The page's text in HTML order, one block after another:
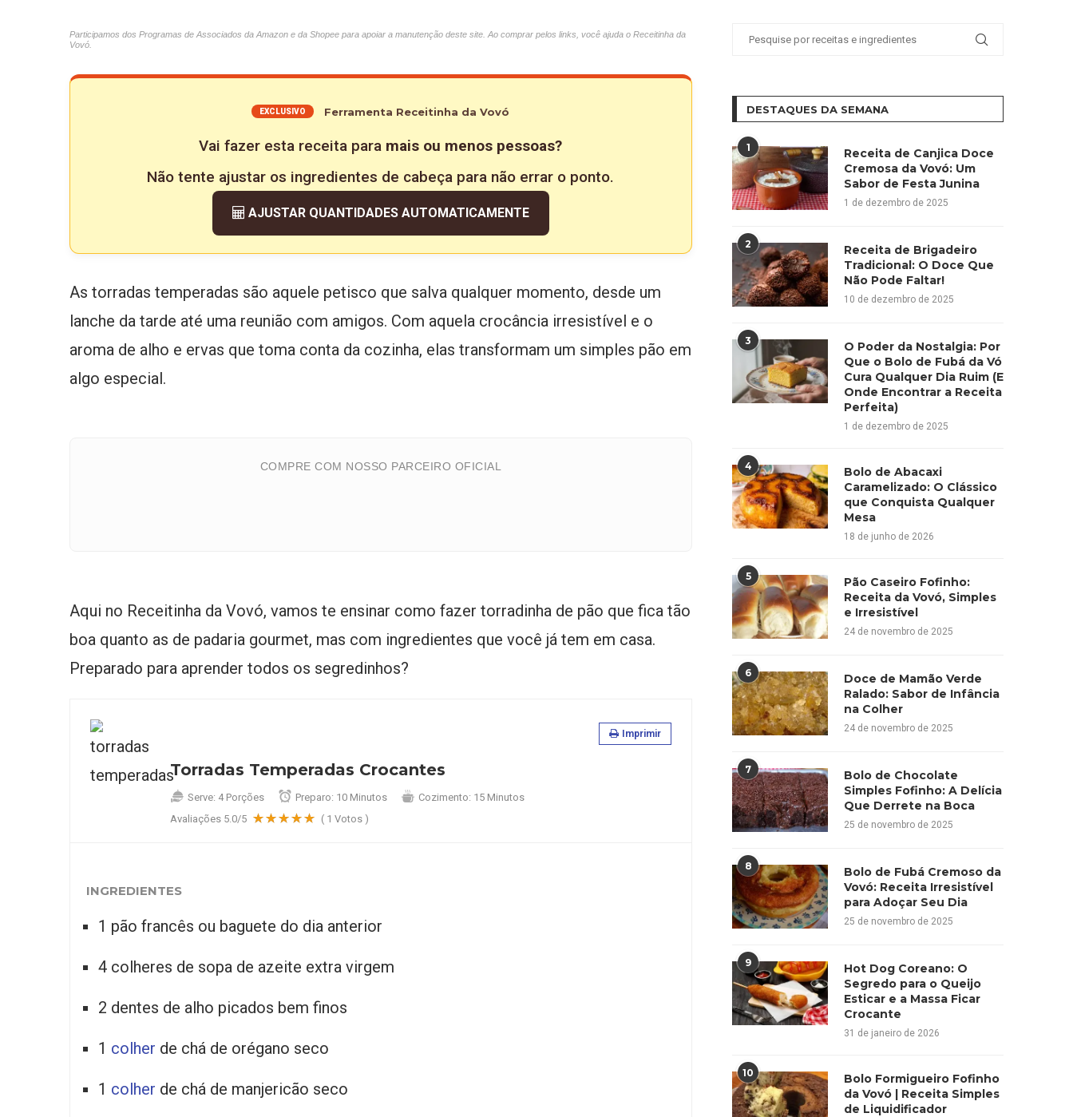
Participamos dos Programas de Associados da Amazon e da Shopee para apoiar a manutenção deste site. Ao comprar pelos links, você ajuda o Receitinha da
Vovó.
EXCLUSIVO Ferramenta Receitinha da Vovó
Vai fazer esta receita para mais ou menos pessoas?
Não tente ajustar os ingredientes de cabeça para não errar o ponto.
AJUSTAR QUANTIDADES AUTOMATICAMENTE
As torradas temperadas são aquele petisco que salva qualquer momento, desde um
lanche da tarde até uma reunião com amigos. Com aquela crocância irresistível e o
aroma de alho e ervas que toma conta da cozinha, elas transformam um simples pão em
algo especial.
COMPRE COM NOSSO PARCEIRO OFICIAL
Aqui no Receitinha da Vovó, vamos te ensinar como fazer torradinha de pão que fica tão
boa quanto as de padaria gourmet, mas com ingredientes que você já tem em casa.
Preparado para aprender todos os segredinhos?
Torradas Temperadas Crocantes
Imprimir
Serve: 4 Porções Preparo: 10 Minutos Cozimento: 15 Minutos
Avaliações 5.0/5 ( 1 Votos )
INGREDIENTES
1 pão francês ou baguete do dia anterior
4 colheres de sopa de azeite extra virgem
2 dentes de alho picados bem finos
1 colher de chá de orégano seco
1 colher de chá de manjericão seco
DESTAQUES DA SEMANA
1
Receita de Canjica Doce
Cremosa da Vovó: Um
Sabor de Festa Junina
1 de dezembro de 2025
2
Receita de Brigadeiro
Tradicional: O Doce Que
Não Pode Faltar!
10 de dezembro de 2025
3
O Poder da Nostalgia: Por
Que o Bolo de Fubá da Vó
Cura Qualquer Dia Ruim (E
Onde Encontrar a Receita
Perfeita)
1 de dezembro de 2025
4
Bolo de Abacaxi
Caramelizado: O Clássico
que Conquista Qualquer
Mesa
18 de junho de 2026
5
Pão Caseiro Fofinho:
Receita da Vovó, Simples
e Irresistível
24 de novembro de 2025
6
Doce de Mamão Verde
Ralado: Sabor de Infância
na Colher
24 de novembro de 2025
7
Bolo de Chocolate
Simples Fofinho: A Delícia
Que Derrete na Boca
25 de novembro de 2025
8
Bolo de Fubá Cremoso da
Vovó: Receita Irresistível
para Adoçar Seu Dia
25 de novembro de 2025
9
Hot Dog Coreano: O
Segredo para o Queijo
Esticar e a Massa Ficar
Crocante
31 de janeiro de 2026
10
Bolo Formigueiro Fofinho
da Vovó | Receita Simples
de Liquidificador